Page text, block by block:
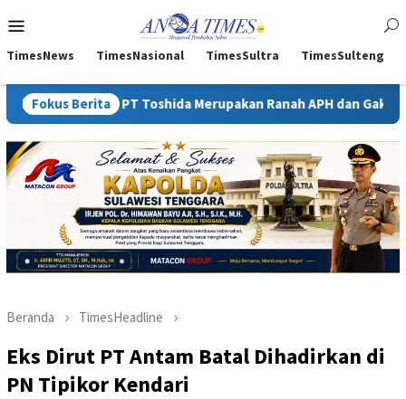
ke
Mobile
TimesNews TimesNasional TimesSultra TimesSulteng
Fokus Berita
Merupakan Ranah APH dan Gakkum ESDM
Beranda TimesHeadline
Eks Dirut PT Antam Batal Dihadirkan di
PN Tipikor Kendari